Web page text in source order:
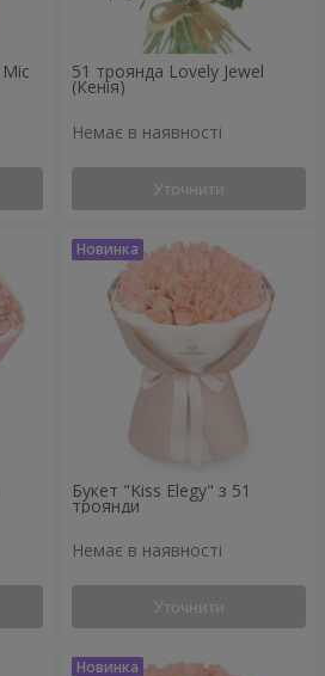
51 троянда Lovely Jewel
(Кенія)
Немає в наявності
Уточнити
Букет "Kiss Elegy" з 51
троянди
Немає в наявності
Уточнити